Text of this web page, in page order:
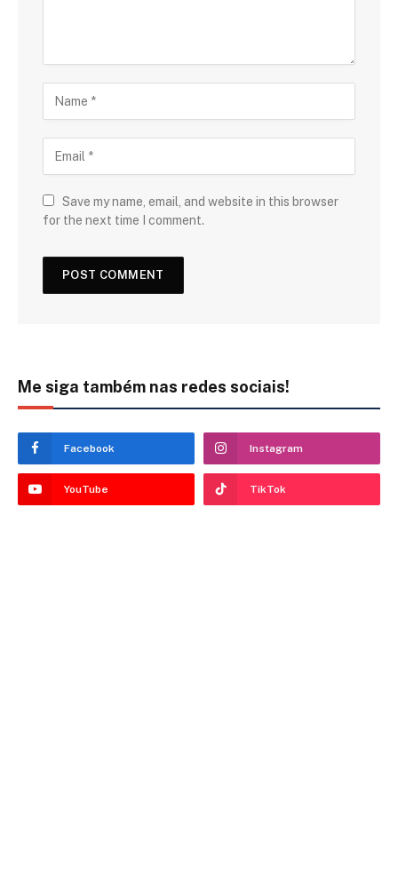
Save my name, email, and website in this browser
for the next time I comment.
Me siga também nas redes sociais!
Facebook Instagram
YouTube TikTok